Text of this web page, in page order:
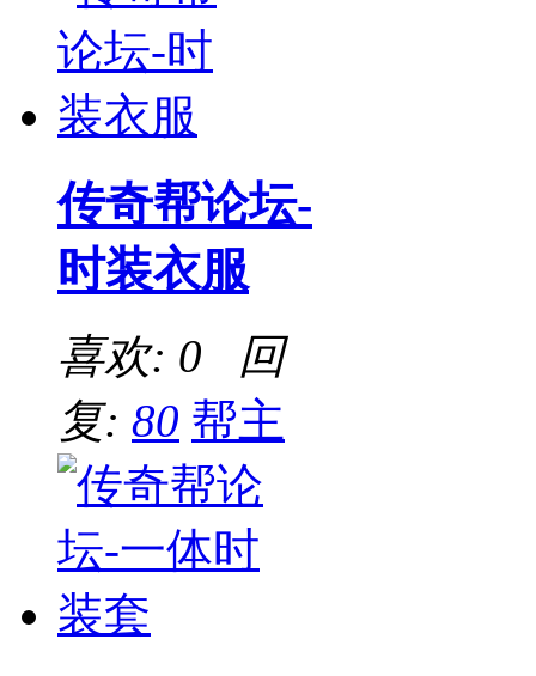
传奇帮论坛-
时装衣服
喜欢: 0 回
复: 80 帮主